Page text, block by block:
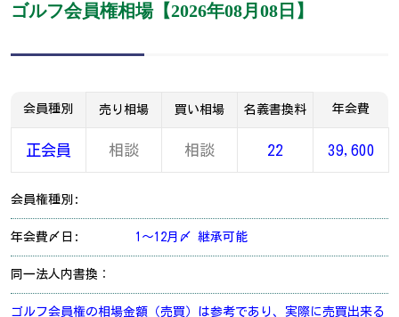
ゴルフ会員権相場【2026年08月08日】
会員種別 売り相場 買い相場 名義書換料 年会費
正会員 相談 相談 22 39,600
会員権種別:
年会費〆日: 1～12月〆 継承可能
同一法人内書換：
ゴルフ会員権の相場金額（売買）は参考であり、実際に売買出来る